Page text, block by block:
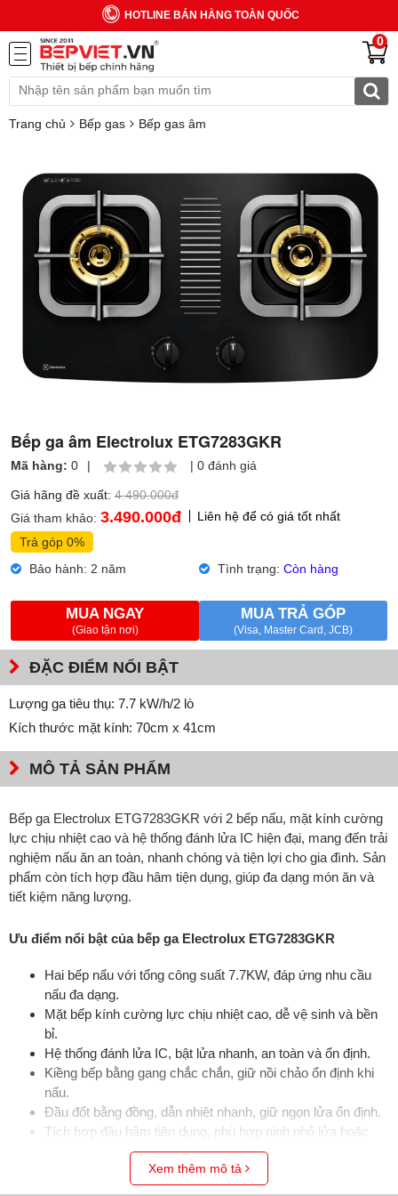
HOTLINE BÁN HÀNG TOÀN QUỐC
0
Trang chủ Bếp gas Bếp gas âm
Bếp ga âm Electrolux ETG7283GKR
Mã hàng: 0 | | 0 đánh giá
Giá hãng đề xuất: 4.490.000đ
Giá tham khảo: 3.490.000đ
Liên hệ để có giá tốt nhất
Trả góp 0%
Bảo hành: 2 năm
Tình trạng: Còn hàng
MUA NGAY
(Giao tận nơi)
MUA TRẢ GÓP
(Visa, Master Card, JCB)
ĐẶC ĐIỂM NỔI BẬT
Lượng ga tiêu thụ: 7.7 kW/h/2 lò
Kích thước mặt kính: 70cm x 41cm
MÔ TẢ SẢN PHẨM
Bếp ga Electrolux ETG7283GKR với 2 bếp nấu, mặt kính cường
lực chịu nhiệt cao và hệ thống đánh lửa IC hiện đại, mang đến trải
nghiệm nấu ăn an toàn, nhanh chóng và tiện lợi cho gia đình. Sản
phẩm còn tích hợp đầu hâm tiện dụng, giúp đa dạng món ăn và
tiết kiệm năng lượng.
Ưu điểm nổi bật của bếp ga Electrolux ETG7283GKR
Hai bếp nấu với tổng công suất 7.7KW, đáp ứng nhu cầu
nấu đa dạng.
Mặt bếp kính cường lực chịu nhiệt cao, dễ vệ sinh và bền
bỉ.
Hệ thống đánh lửa IC, bật lửa nhanh, an toàn và ổn định.
Kiềng bếp bằng gang chắc chắn, giữ nồi chảo ổn định khi
nấu.
Đầu đốt bằng đồng, dẫn nhiệt nhanh, giữ ngọn lửa ổn định.
Tích hợp đầu hâm tiện dụng, phù hợp ninh nhỏ lửa hoặc
hâm nóng món ăn.
Thiết kế hiện đại, bền bỉ
Xem thêm mô tả